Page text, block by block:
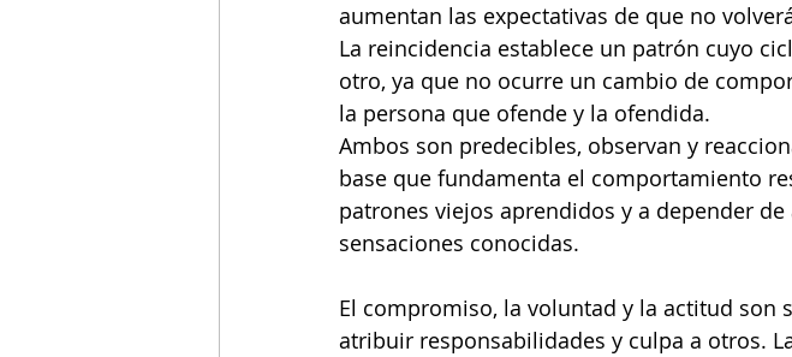
aumentan las expectativas de que no
La reincidencia establece un patrón cuyo
otro, ya que no ocurre un cambio de
la persona que ofende y la ofendida.
Ambos son predecibles, observan y
base que fundamenta el comportamiento
patrones viejos aprendidos y a depender
sensaciones conocidas.
El compromiso, la voluntad y la actitud
atribuir responsabilidades y culpa a otros.